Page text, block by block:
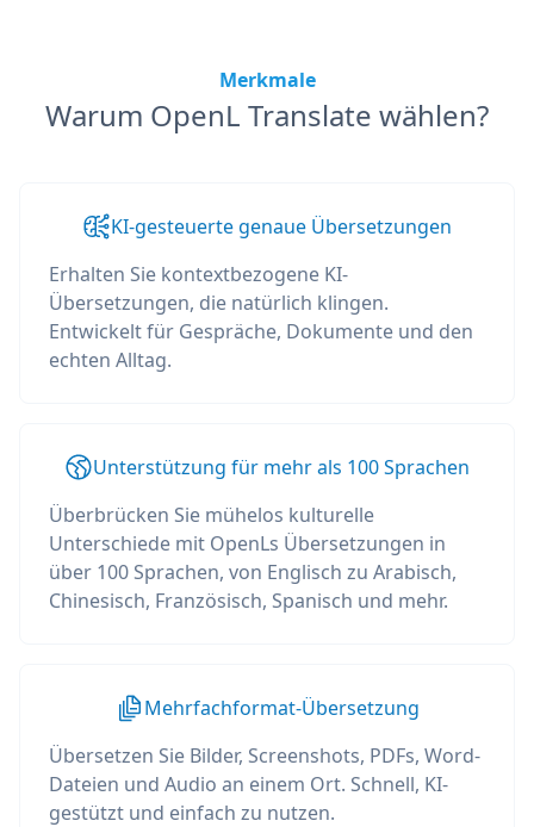
Merkmale
Warum OpenL Translate wählen?
KI-gesteuerte genaue Übersetzungen
Erhalten Sie kontextbezogene KI-
Übersetzungen, die natürlich klingen.
Entwickelt für Gespräche, Dokumente und den
echten Alltag.
Unterstützung für mehr als 100 Sprachen
Überbrücken Sie mühelos kulturelle
Unterschiede mit OpenLs Übersetzungen in
über 100 Sprachen, von Englisch zu Arabisch,
Chinesisch, Französisch, Spanisch und mehr.
Mehrfachformat-Übersetzung
Übersetzen Sie Bilder, Screenshots, PDFs, Word-
Dateien und Audio an einem Ort. Schnell, KI-
gestützt und einfach zu nutzen.